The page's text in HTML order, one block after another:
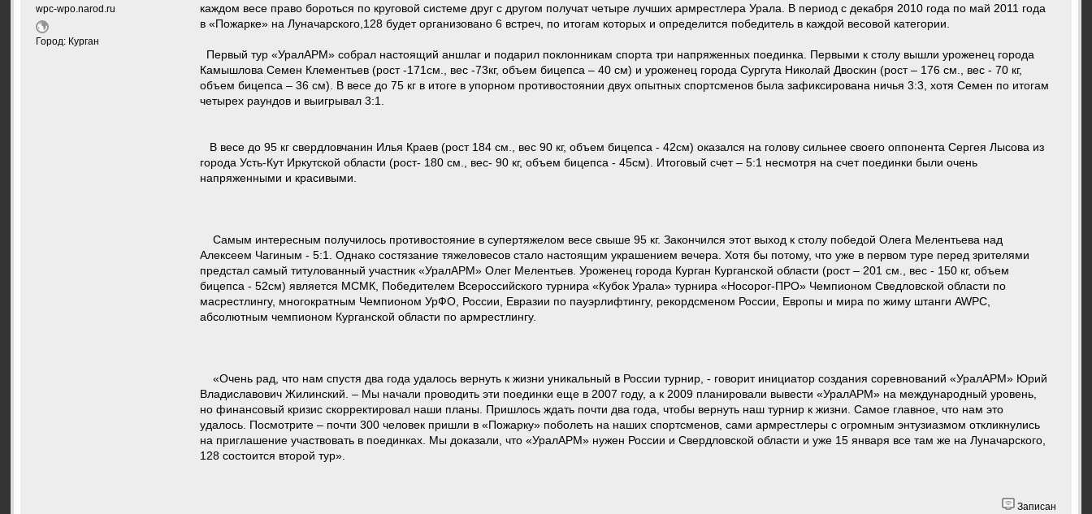
wpc-wpo.narod.ru
Город: Курган
каждом весе право бороться по круговой системе друг с другом получат четыре лучших армрестлера Урала. В период с декабря 2010 года по май 2011 года
в «Пожарке» на Луначарского,128 будет организовано 6 встреч, по итогам которых и определится победитель в каждой весовой категории.
Первый тур «УралАРМ» собрал настоящий аншлаг и подарил поклонникам спорта три напряженных поединка. Первыми к столу вышли уроженец города
Камышлова Семен Клементьев (рост -171см., вес -73кг, объем бицепса – 40 см) и уроженец города Сургута Николай Двоскин (рост – 176 см., вес - 70 кг,
объем бицепса – 36 см). В весе до 75 кг в итоге в упорном противостоянии двух опытных спортсменов была зафиксирована ничья 3:3, хотя Семен по итогам
четырех раундов и выигрывал 3:1.
В весе до 95 кг свердловчанин Илья Краев (рост 184 см., вес 90 кг, объем бицепса - 42см) оказался на голову сильнее своего оппонента Сергея Лысова из
города Усть-Кут Иркутской области (рост- 180 см., вес- 90 кг, объем бицепса - 45см). Итоговый счет – 5:1 несмотря на счет поединки были очень
напряженными и красивыми.
Самым интересным получилось противостояние в супертяжелом весе свыше 95 кг. Закончился этот выход к столу победой Олега Мелентьева над
Алексеем Чагиным - 5:1. Однако состязание тяжеловесов стало настоящим украшением вечера. Хотя бы потому, что уже в первом туре перед зрителями
предстал самый титулованный участник «УралАРМ» Олег Мелентьев. Уроженец города Курган Курганской области (рост – 201 см., вес - 150 кг, объем
бицепса - 52см) является МСМК, Победителем Всероссийского турнира «Кубок Урала» турнира «Носорог-ПРО» Чемпионом Сведловской области по
масрестлингу, многократным Чемпионом УрФО, России, Евразии по пауэрлифтингу, рекордсменом России, Европы и мира по жиму штанги AWPC,
абсолютным чемпионом Курганской области по армрестлингу.
«Очень рад, что нам спустя два года удалось вернуть к жизни уникальный в России турнир, - говорит инициатор создания соревнований «УралАРМ» Юрий
Владиславович Жилинский. – Мы начали проводить эти поединки еще в 2007 году, а к 2009 планировали вывести «УралАРМ» на международный уровень,
но финансовый кризис скорректировал наши планы. Пришлось ждать почти два года, чтобы вернуть наш турнир к жизни. Самое главное, что нам это
удалось. Посмотрите – почти 300 человек пришли в «Пожарку» поболеть на наших спортсменов, сами армрестлеры с огромным энтузиазмом откликнулись
на приглашение участвовать в поединках. Мы доказали, что «УралАРМ» нужен России и Свердловской области и уже 15 января все там же на Луначарского,
128 состоится второй тур».
Записан